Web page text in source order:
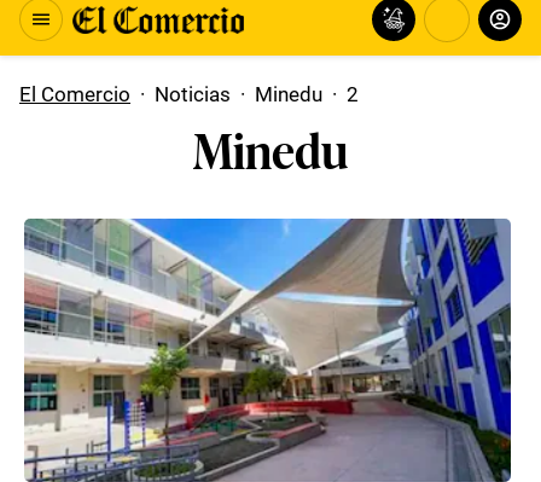
El Comercio · Noticias · Minedu · 2
Minedu